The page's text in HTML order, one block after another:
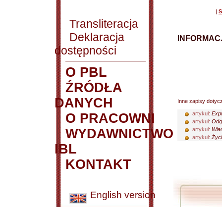
Transliteracja
Deklaracja
dostępności
O PBL
ŹRÓDŁA
DANYCH
O PRACOWNI
WYDAWNICTWO
IBL
KONTAKT
English version
|
Inne zapisy
artykuł:
artykuł:
artykuł:
artykuł: